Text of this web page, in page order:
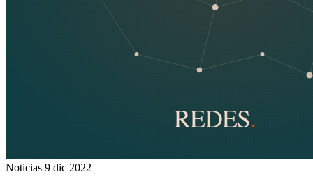
Noticias 9 dic 2022